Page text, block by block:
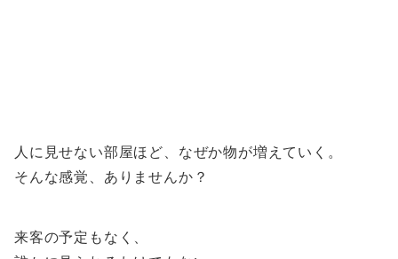
人に見せない部屋ほど、なぜか物が増えていく。
そんな感覚、ありませんか？
来客の予定もなく、